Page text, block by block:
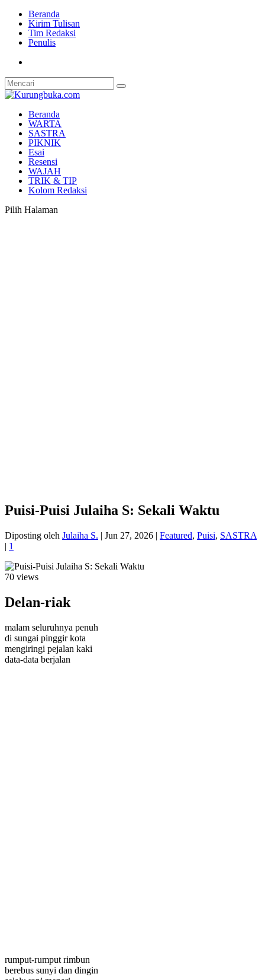
Beranda
Kirim Tulisan
Tim Redaksi
Penulis
Beranda
WARTA
SASTRA
PIKNIK
Esai
Resensi
WAJAH
TRIK & TIP
Kolom Redaksi
Pilih Halaman
Puisi-Puisi Julaiha S: Sekali Waktu
Diposting oleh Julaiha S. | Jun 27, 2026 | Featured, Puisi, SASTRA
| 1
70 views
Delan-riak
malam seluruhnya penuh
di sungai pinggir kota
mengiringi pejalan kaki
data-data berjalan
rumput-rumput rimbun
berebus sunyi dan dingin